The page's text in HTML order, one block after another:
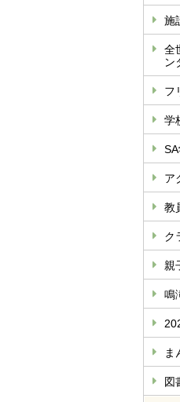
施
全
ン
フ
学
ア
教
ク
親
鳴
ま
図